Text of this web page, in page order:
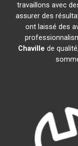
travaillons avec
assurer des
ont laissé des
Chaville de